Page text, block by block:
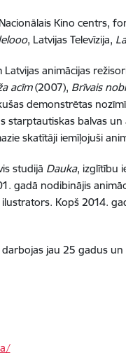
Kino centrs,
, Latvijas Televīzija,
animācijas
acīm(2007), Brīvais
demonstrētas
starptautiskas balvas
skatītāji iemīļojuši
studijā Dauka, izglītību
gadā nodibinājis
Kopš 2014.
jau 25 gadus